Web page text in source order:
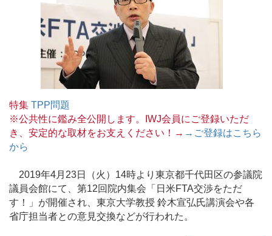
特集 TPP問題
※公共性に鑑み全公開します。IWJ会員にご登録いただ
き、安定的な取材をお支えください！→ →ご登録はこちら
から
2019年4月23日（火）14時より東京都千代田区の参議院
議員会館にて、第12回院内集会「日米FTA交渉をただ
す！」が開催され、東京大学教授 鈴木宣弘氏講演会や各
省庁担当者との意見交換などが行われた。